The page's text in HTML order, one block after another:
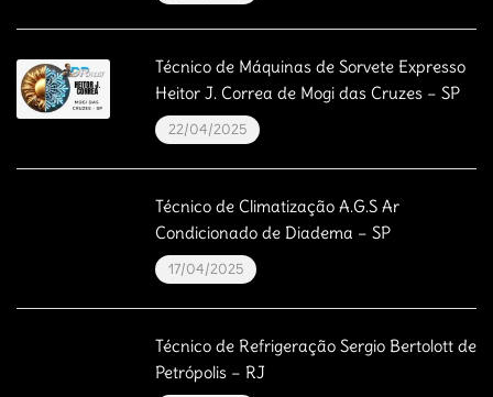
Técnico de Máquinas de Sorvete Expresso
Heitor J. Correa de Mogi das Cruzes – SP
22/04/2025
Técnico de Climatização A.G.S Ar
Condicionado de Diadema – SP
17/04/2025
Técnico de Refrigeração Sergio Bertolott de
Petrópolis – RJ